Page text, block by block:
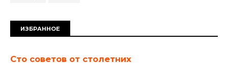
ИЗБРАННОЕ
Сто советов от столетних